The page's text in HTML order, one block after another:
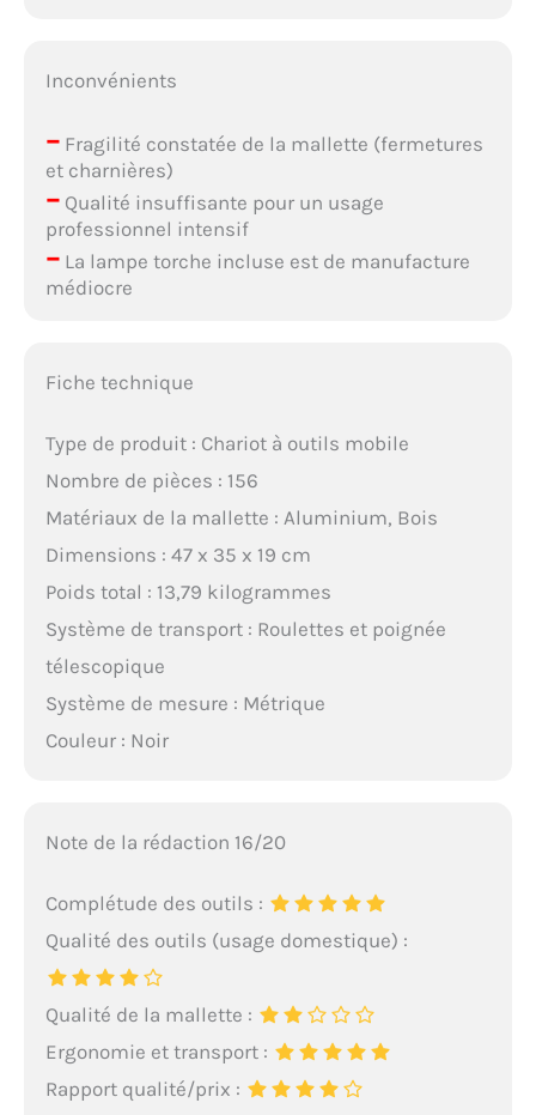
Inconvénients
–Fragilité constatée de la mallette (fermetures
et charnières)
–Qualité insuffisante pour un usage
professionnel intensif
–La lampe torche incluse est de manufacture
médiocre
Fiche technique
Type de produit : Chariot à outils mobile
Nombre de pièces : 156
Matériaux de la mallette : Aluminium, Bois
Dimensions : 47 x 35 x 19 cm
Poids total : 13,79 kilogrammes
Système de transport : Roulettes et poignée
télescopique
Système de mesure : Métrique
Couleur : Noir
Note de la rédaction 16/20
Complétude des outils :
Qualité des outils (usage domestique) :
Qualité de la mallette :
Ergonomie et transport :
Rapport qualité/prix :